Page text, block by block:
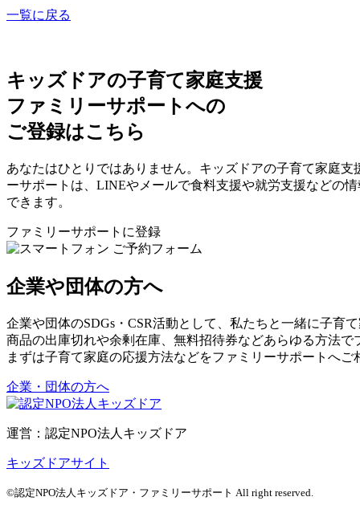
一覧に戻る
キッズドアの子育て家庭支援
ファミリーサポートへの
ご登録はこちら
あなたはひとりではありません。キッズドアの子育て家庭支
ーサポートは、LINEやメールで食料支援や就労支援などの
できます。
ファミリーサポートに登録
企業や団体の方へ
企業や団体のSDGs・CSR活動として、私たちと一緒に子育
商品の出庫切れや余剰在庫、無料招待券などあらゆる方法で
まずは子育て家庭の応援方法などをファミリーサポートへご
企業・団体の方へ
運営：認定NPO法人キッズドア
キッズドアサイト
©認定NPO法人キッズドア・ファミリーサポート All right reserved.